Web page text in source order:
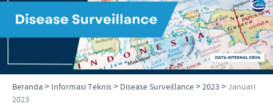
TENTANG KAMI
Sekilas Perusahaan
Ceva Indonesia
Sejarah kami
PRODUK
Daftar Produk
INFORMASI TEKNIS
Beranda> Informasi Teknis> Disease Surveillance>2023>Januari
2023